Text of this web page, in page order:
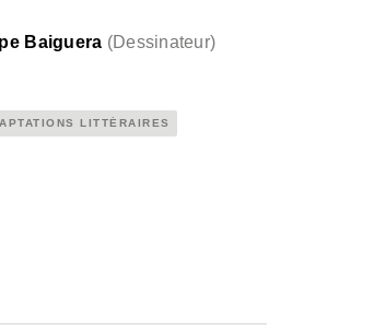
Baiguera (Dessinateur)
LITTÉRAIRES